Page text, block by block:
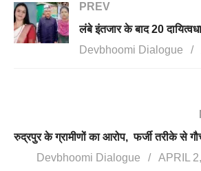
PREV
Devbhoomi Dialogue
Devbhoomi Dialogue
APRIL